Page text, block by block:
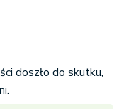
doszło do skutku,